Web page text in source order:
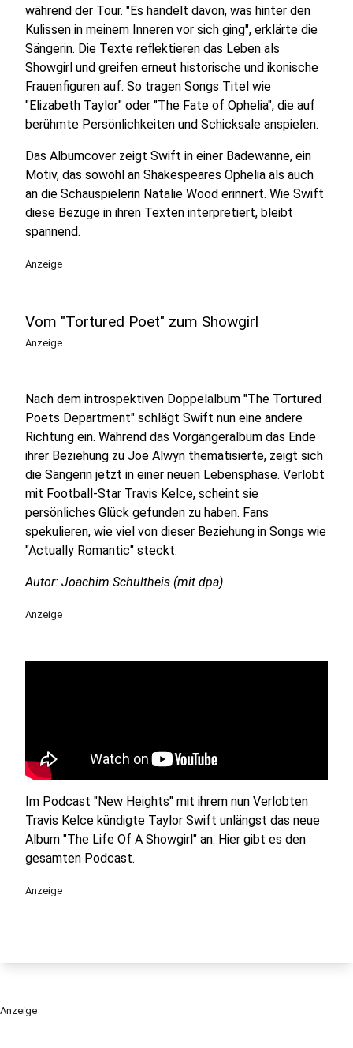
während der Tour. "Es handelt davon, was hinter den
Kulissen in meinem Inneren vor sich ging", erklärte die
Sängerin. Die Texte reflektieren das Leben als
Showgirl und greifen erneut historische und ikonische
Frauenfiguren auf. So tragen Songs Titel wie
"Elizabeth Taylor" oder "The Fate of Ophelia", die auf
berühmte Persönlichkeiten und Schicksale anspielen.
Das Albumcover zeigt Swift in einer Badewanne, ein
Motiv, das sowohl an Shakespeares Ophelia als auch
an die Schauspielerin Natalie Wood erinnert. Wie Swift
diese Bezüge in ihren Texten interpretiert, bleibt
spannend.
Anzeige
Vom "Tortured Poet" zum Showgirl
Anzeige
Nach dem introspektiven Doppelalbum "The Tortured
Poets Department" schlägt Swift nun eine andere
Richtung ein. Während das Vorgängeralbum das Ende
ihrer Beziehung zu Joe Alwyn thematisierte, zeigt sich
die Sängerin jetzt in einer neuen Lebensphase. Verlobt
mit Football-Star Travis Kelce, scheint sie
persönliches Glück gefunden zu haben. Fans
spekulieren, wie viel von dieser Beziehung in Songs wie
"Actually Romantic" steckt.
Autor: Joachim Schultheis (mit dpa)
Anzeige
Im Podcast "New Heights" mit ihrem nun Verlobten
Travis Kelce kündigte Taylor Swift unlängst das neue
Album "The Life Of A Showgirl" an. Hier gibt es den
gesamten Podcast.
Anzeige
Anzeige